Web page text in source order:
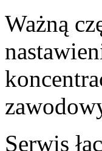
Ważną
Serwis